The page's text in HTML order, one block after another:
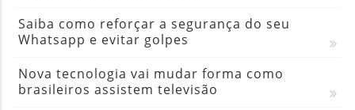
Saiba como reforçar a segurança do seu
Whatsapp e evitar golpes
Nova tecnologia vai mudar forma como
brasileiros assistem televisão